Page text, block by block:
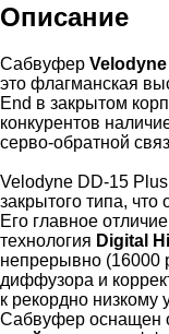
Описание
Сабвуфер
это флагманская
End в закрытом
конкурентов
серво-обратной
Velodyne DD-15
закрытого типа,
Его главное
технология Digital
непрерывно (16000
диффузора и
к рекордно
Сабвуфер оснащен